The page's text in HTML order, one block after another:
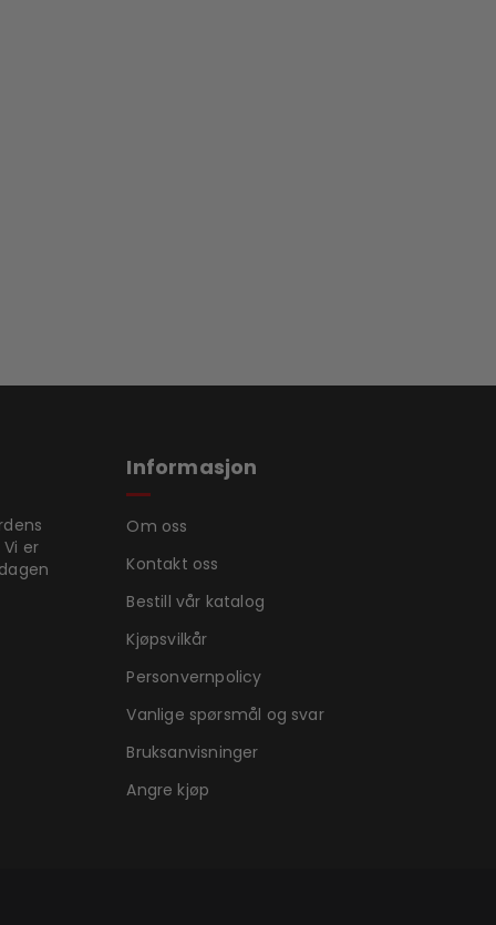
er
Informasjon
Om oss
Kontakt oss
Bestill vår katalog
Kjøpsvilkår
Personvernpolicy
Vanlige spørsmål og svar
Bruksanvisninger
Angre kjøp